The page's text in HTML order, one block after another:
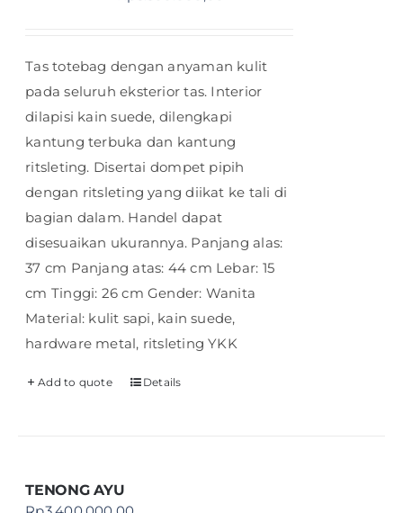
Tas totebag dengan anyaman kulit
pada seluruh eksterior tas. Interior
dilapisi kain suede, dilengkapi
kantung terbuka dan kantung
ritsleting. Disertai dompet pipih
dengan ritsleting yang diikat ke tali di
bagian dalam. Handel dapat
disesuaikan ukurannya. Panjang alas:
37 cm Panjang atas: 44 cm Lebar: 15
cm Tinggi: 26 cm Gender: Wanita
Material: kulit sapi, kain suede,
hardware metal, ritsleting YKK
Add to quote Details
TENONG AYU